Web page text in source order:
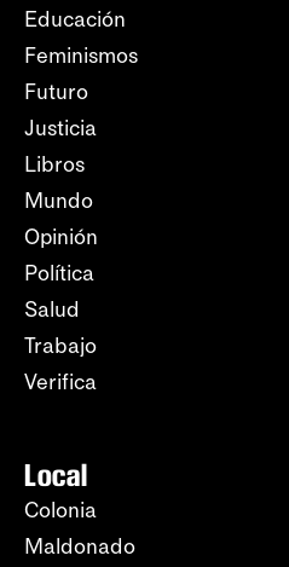
Educación
Feminismos
Futuro
Justicia
Libros
Mundo
Opinión
Política
Salud
Trabajo
Verifica
Local
Colonia
Maldonado